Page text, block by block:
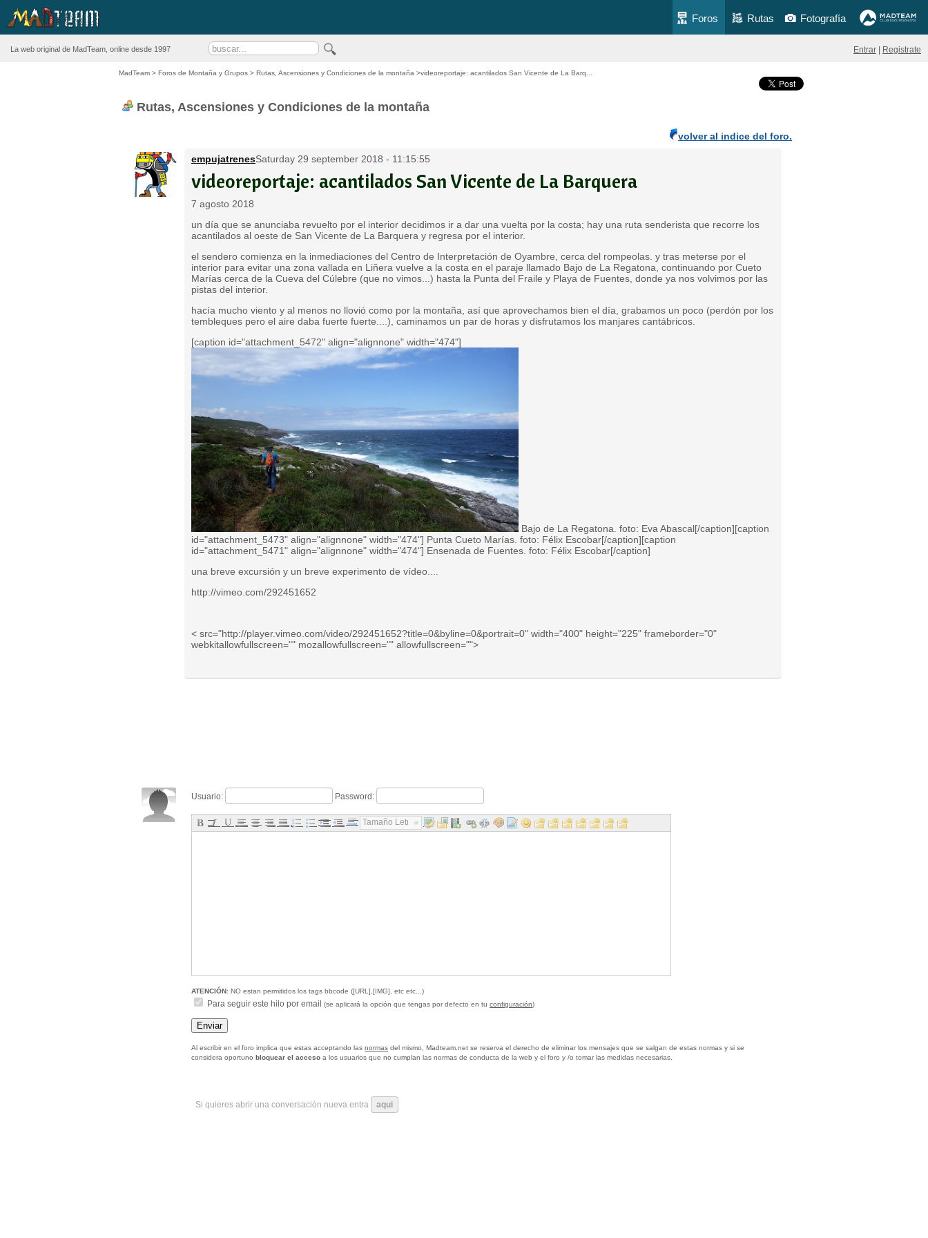
Foros Rutas Fotografía
La web original de MadTeam, online desde 1997 Entrar Registrate
MadTeam > Foros de Montaña y Grupos > Rutas, Ascensiones y Condiciones de la montaña >videoreportaje: acantilados San Vicente de La Barq...
Rutas, Ascensiones y Condiciones de la montaña
volver al indice del foro.
empujatrenesSaturday 29 september 2018 - 11:15:55
videoreportaje: acantilados San Vicente de La Barquera
7 agosto 2018
un día que se anunciaba revuelto por el interior decidimos ir a dar una vuelta por la costa; hay una ruta senderista que recorre los
acantilados al oeste de San Vicente de La Barquera y regresa por el interior.
el sendero comienza en la inmediaciones del Centro de Interpretación de Oyambre, cerca del rompeolas. y tras meterse por el
interior para evitar una zona vallada en Liñera vuelve a la costa en el paraje llamado Bajo de La Regatona, continuando por Cueto
Marías cerca de la Cueva del Cúlebre (que no vimos...) hasta la Punta del Fraile y Playa de Fuentes, donde ya nos volvimos por las
pistas del interior.
hacía mucho viento y al menos no llovió como por la montaña, así que aprovechamos bien el día, grabamos un poco (perdón por los
tembleques pero el aire daba fuerte fuerte....), caminamos un par de horas y disfrutamos los manjares cantábricos.
[caption id="attachment_5472" align="alignnone" width="474"]
Bajo de La Regatona. foto: Eva Abascal[/caption][caption
id="attachment_5473" align="alignnone" width="474"] Punta Cueto Marías. foto: Félix Escobar[/caption][caption
id="attachment_5471" align="alignnone" width="474"] Ensenada de Fuentes. foto: Félix Escobar[/caption]
una breve excursión y un breve experimento de vídeo....
http://vimeo.com/292451652
< src="http://player.vimeo.com/video/292451652?title=0&byline=0&portrait=0" width="400" height="225" frameborder="0"
webkitallowfullscreen="" mozallowfullscreen="" allowfullscreen="">
Usuario: Password:
Tamaño Letra...
ATENCIÓN: NO estan permitidos los tags bbcode ([URL],[IMG], etc etc...)
Para seguir este hilo por email (se aplicará la opción que tengas por defecto en tu configuración)
Al escribir en el foro implica que estas acceptando las normas del mismo, Madteam.net se reserva el derecho de eliminar los mensajes que se salgan de estas normas y si se
considera oportuno bloquear el acceso a los usuarios que no cumplan las normas de conducta de la web y el foro y /o tomar las medidas necesarias.
Si quieres abrir una conversación nueva entra aqui